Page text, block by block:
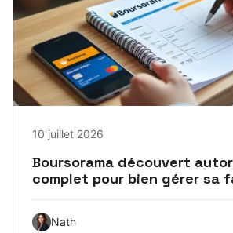
10 juillet 2026
Boursorama découvert
complet pour bien gérer sa
Nath